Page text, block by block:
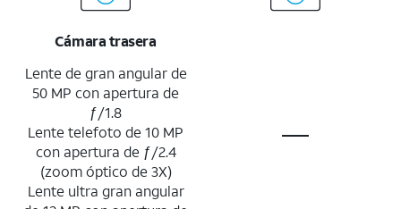
Cámara trasera
Lente de gran angular de
50 MP con apertura de
ƒ/1.8
Lente telefoto de 10 MP
con apertura de ƒ/2.4
(zoom óptico de 3X)
Lente ultra gran angular